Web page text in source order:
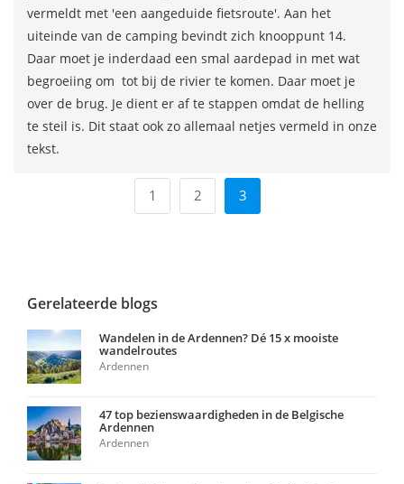
vermeldt met 'een aangeduide fietsroute'. Aan het
uiteinde van de camping bevindt zich knooppunt 14.
Daar moet je inderdaad een smal aardepad in met wat
begroeiing om tot bij de rivier te komen. Daar moet je
over de brug. Je dient er af te stappen omdat de helling
te steil is. Dit staat ook zo allemaal netjes vermeld in onze
tekst.
1 2 3
Gerelateerde blogs
Wandelen in de Ardennen? Dé 15 x mooiste
wandelroutes
Ardennen
47 top bezienswaardigheden in de Belgische
Ardennen
Ardennen